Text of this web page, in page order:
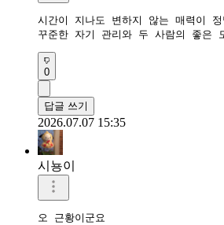
시간이 지나도 변하지 않는 매력이
0
답글 쓰기
2026.07.07 15:35
시뇽이
오 근황이군요